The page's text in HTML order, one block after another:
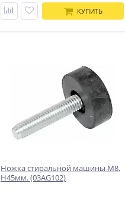
КУПИТЬ
Ножка стиральной машины M8,
H45мм. (03AG102)